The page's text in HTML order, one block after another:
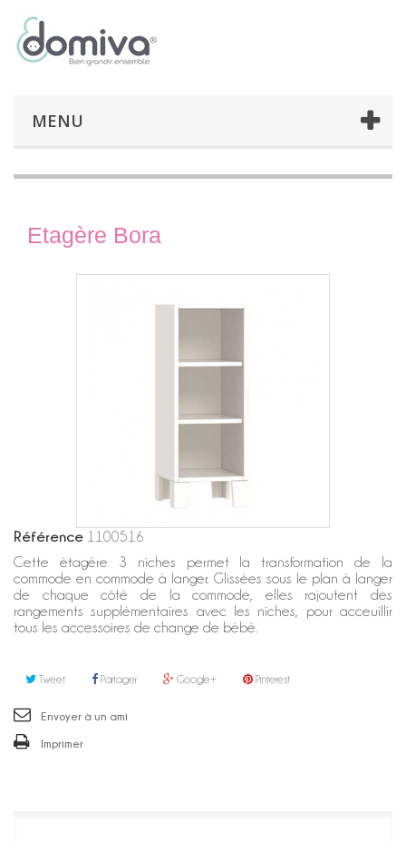
MENU
Etagère Bora
Référence 1100516
Cette étagère 3 niches permet la transformation de la
commode en commode à langer. Glissées sous le plan à langer
de chaque côté de la commode, elles rajoutent des
rangements supplémentaires avec les niches, pour acceuillir
tous les accessoires de change de bébé.
Tweet Partager Google+ Pinterest
Envoyer à un ami
Imprimer